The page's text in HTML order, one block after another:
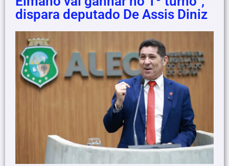
dispara deputado De Assis Diniz